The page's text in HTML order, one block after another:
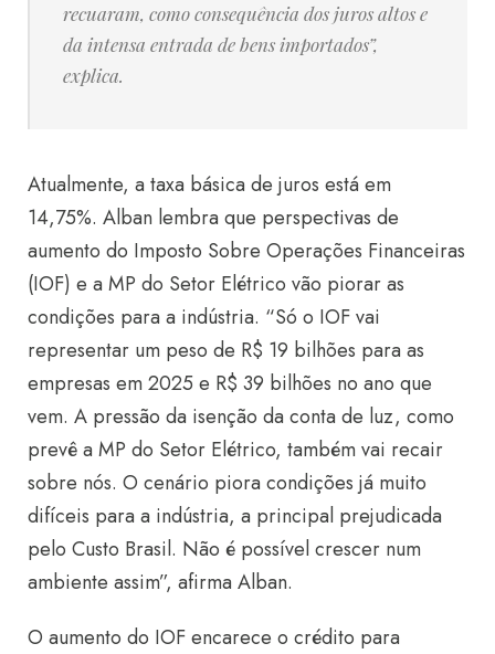
recuaram, como consequência dos juros altos e
da intensa entrada de bens importados”,
explica.
Atualmente, a taxa básica de juros está em
14,75%. Alban lembra que perspectivas de
aumento do Imposto Sobre Operações Financeiras
(IOF) e a MP do Setor Elétrico vão piorar as
condições para a indústria. “Só o IOF vai
representar um peso de R$ 19 bilhões para as
empresas em 2025 e R$ 39 bilhões no ano que
vem. A pressão da isenção da conta de luz, como
prevê a MP do Setor Elétrico, também vai recair
sobre nós. O cenário piora condições já muito
difíceis para a indústria, a principal prejudicada
pelo Custo Brasil. Não é possível crescer num
ambiente assim”, afirma Alban.
O aumento do IOF encarece o crédito para